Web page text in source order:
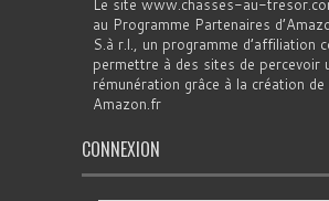
Le site www.chasses-au-
au Programme Partenaires
S.à r.l., un programme d’affiliation
permettre à des sites de percevoir
rémunération grâce à la création de
Amazon.fr
CONNEXION